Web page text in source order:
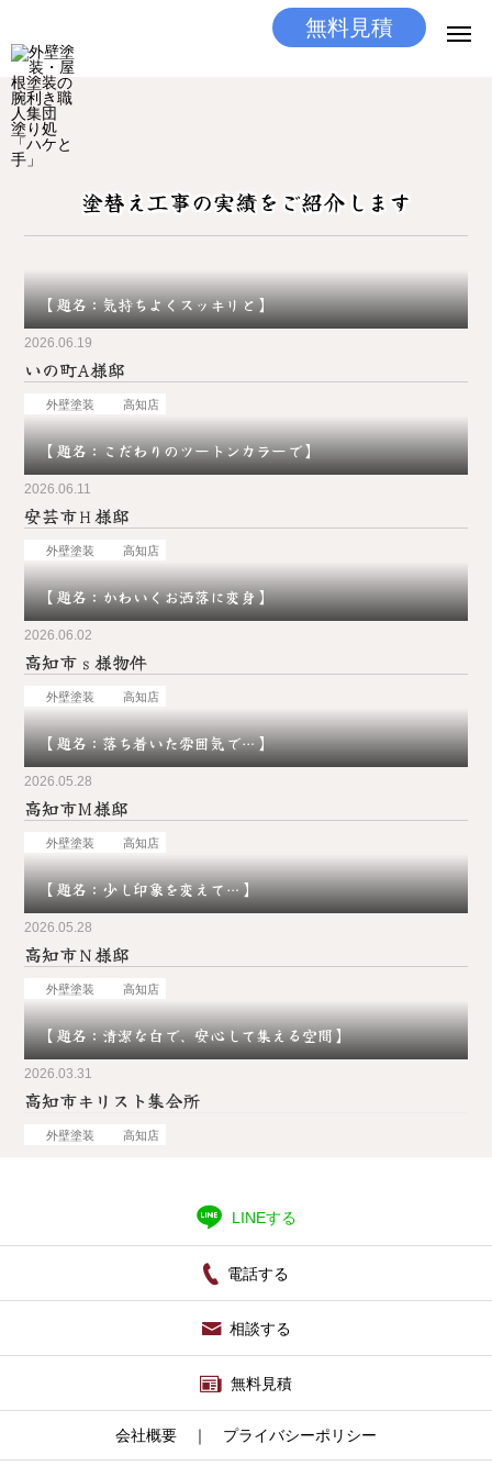
無料見積
塗替え工事の実績をご紹介します
【題名：気持ちよくスッキリと】
2026.06.19
いの町A様邸
外壁塗装 高知店
【題名：こだわりのツートンカラーで】
2026.06.11
安芸市Ｈ様邸
外壁塗装 高知店
【題名：かわいくお洒落に変身】
2026.06.02
高知市ｓ様物件
外壁塗装 高知店
【題名：落ち着いた雰囲気で…】
2026.05.28
高知市M様邸
外壁塗装 高知店
【題名：少し印象を変えて…】
2026.05.28
高知市Ｎ様邸
外壁塗装 高知店
【題名：清潔な白で、安心して集える空間】
2026.03.31
高知市キリスト集会所
外壁塗装 高知店
LINEする
電話する
相談する
無料見積
会社概要 ｜ プライバシーポリシー
選ばれる理由
工事の流れ
施工実績
ココだけの話
店舗
お問い合わせ